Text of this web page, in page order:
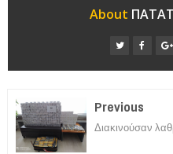
About
Previous
Διακινούσαν